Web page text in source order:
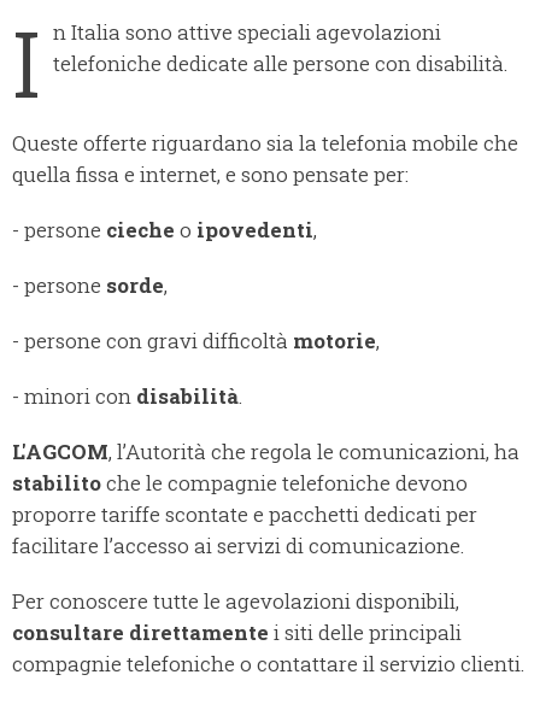
I n Italia sono attive speciali agevolazioni
telefoniche dedicate alle persone con disabilità.
Queste offerte riguardano sia la telefonia mobile che
quella fissa e internet, e sono pensate per:
- persone cieche o ipovedenti,
- persone sorde,
- persone con gravi difficoltà motorie,
- minori con disabilità.
L'AGCOM, l’Autorità che regola le comunicazioni, ha
stabilitoche le compagnie telefoniche devono
proporre tariffe scontate e pacchetti dedicati per
facilitare l’accesso ai servizi di comunicazione.
Per conoscere tutte le agevolazioni disponibili,
consultare direttamente i siti delle principali
compagnie telefoniche o contattare il servizio clienti.